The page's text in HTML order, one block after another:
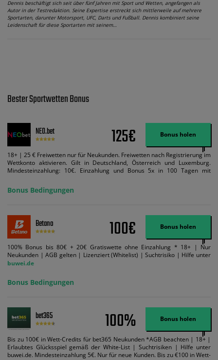
Dennis beschäftigt sich seit über fünf Jahren mit Sport und Wetten, angefangen als
Autor in der Testredaktion. Seine Expertise erstreckt sich mittlerweile auf mehrere
Sportarten, darunter Motorsport, UFC, Darts und Fußball. Dennis kombiniert seine
Leidenschaft für diese Sportarten mit seinem…
Bester Sportwetten Bonus
NEO.bet 125€ Bonus holen
18+ | 25 € Freiwetten nur für Neukunden. Freiwetten nach Registrierung im
Wettkonto aktivieren. Gilt in Deutschland, Österreich und Luxemburg.
Mindesteinzahlung: 10€. Einzahlung und Bonus 5x in 100 Tagen mit
Bedingungen können geändert werden. AGB gelten. Lizenziert; Hilfe bei
Suchtrisiken: buwei.de.
Bonus Bedingungen
Betano 100€ Bonus holen
100% Bonus bis 80€ + 20€ Gratiswette ohne Einzahlung * 18+ | Nur
Neukunden | AGB gelten | Lizenziert (Whitelist) | Suchtrisiko | Hilfe unter
buwei.de
Bonus Bedingungen
bet365 100% Bonus holen
Bis zu 100€ in Wett-Credits für bet365 Neukunden *AGB beachten | 18+ |
Erlaubtes Glücksspiel gemäß der White-List | Suchtrisiken | Hilfe unter
buwei.de. Mindesteinzahlung 5€. Nur für neue Kunden. Bis zu €100 in Wett-